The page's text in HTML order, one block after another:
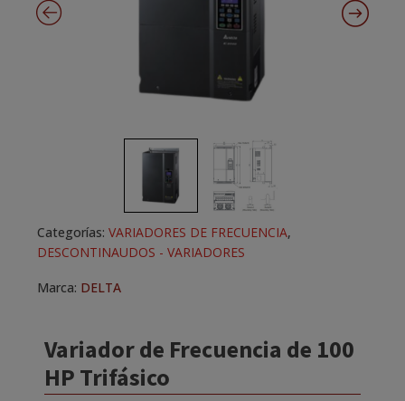
Variador de Frecuencia de 100
HP Trifásico
Categorías: VARIADORES DE FRECUENCIA,
DESCONTINAUDOS - VARIADORES
Marca: DELTA